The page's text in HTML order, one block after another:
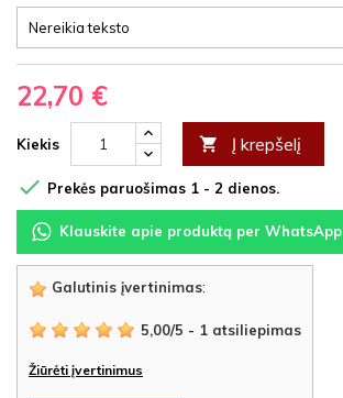
22,70 €
Kiekis  Į krepšelį
 Prekės paruošimas 1 - 2 dienos.
Klauskite apie produktą per WhatsApp
Galutinis įvertinimas:
5,00/5 - 1 atsiliepimas
Žiūrėti įvertinimus